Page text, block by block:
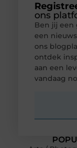
ons
Ben jij een
een
ons
ontdek
aan een
vandaag